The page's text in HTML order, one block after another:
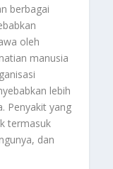
berbagai
oleh
manusia
lebih
Penyakit yang
termasuk
dan